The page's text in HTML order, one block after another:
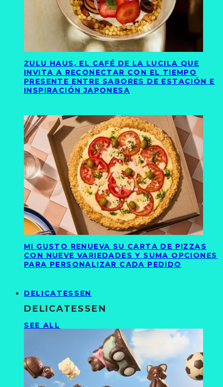
ZULU HAUS, EL CAFÉ DE LA LUCILA QUE
INVITA A RECONECTAR CON EL TIEMPO
PRESENTE ENTRE SABORES DE ESTACIÓN E
INSPIRACIÓN JAPONESA
MI GUSTO RENUEVA SU CARTA DE PIZZAS
CON NUEVE VARIEDADES Y SUMA OPCIONES
PARA PERSONALIZAR CADA PEDIDO
DELICATESSEN
DELICATESSEN
SEE ALL